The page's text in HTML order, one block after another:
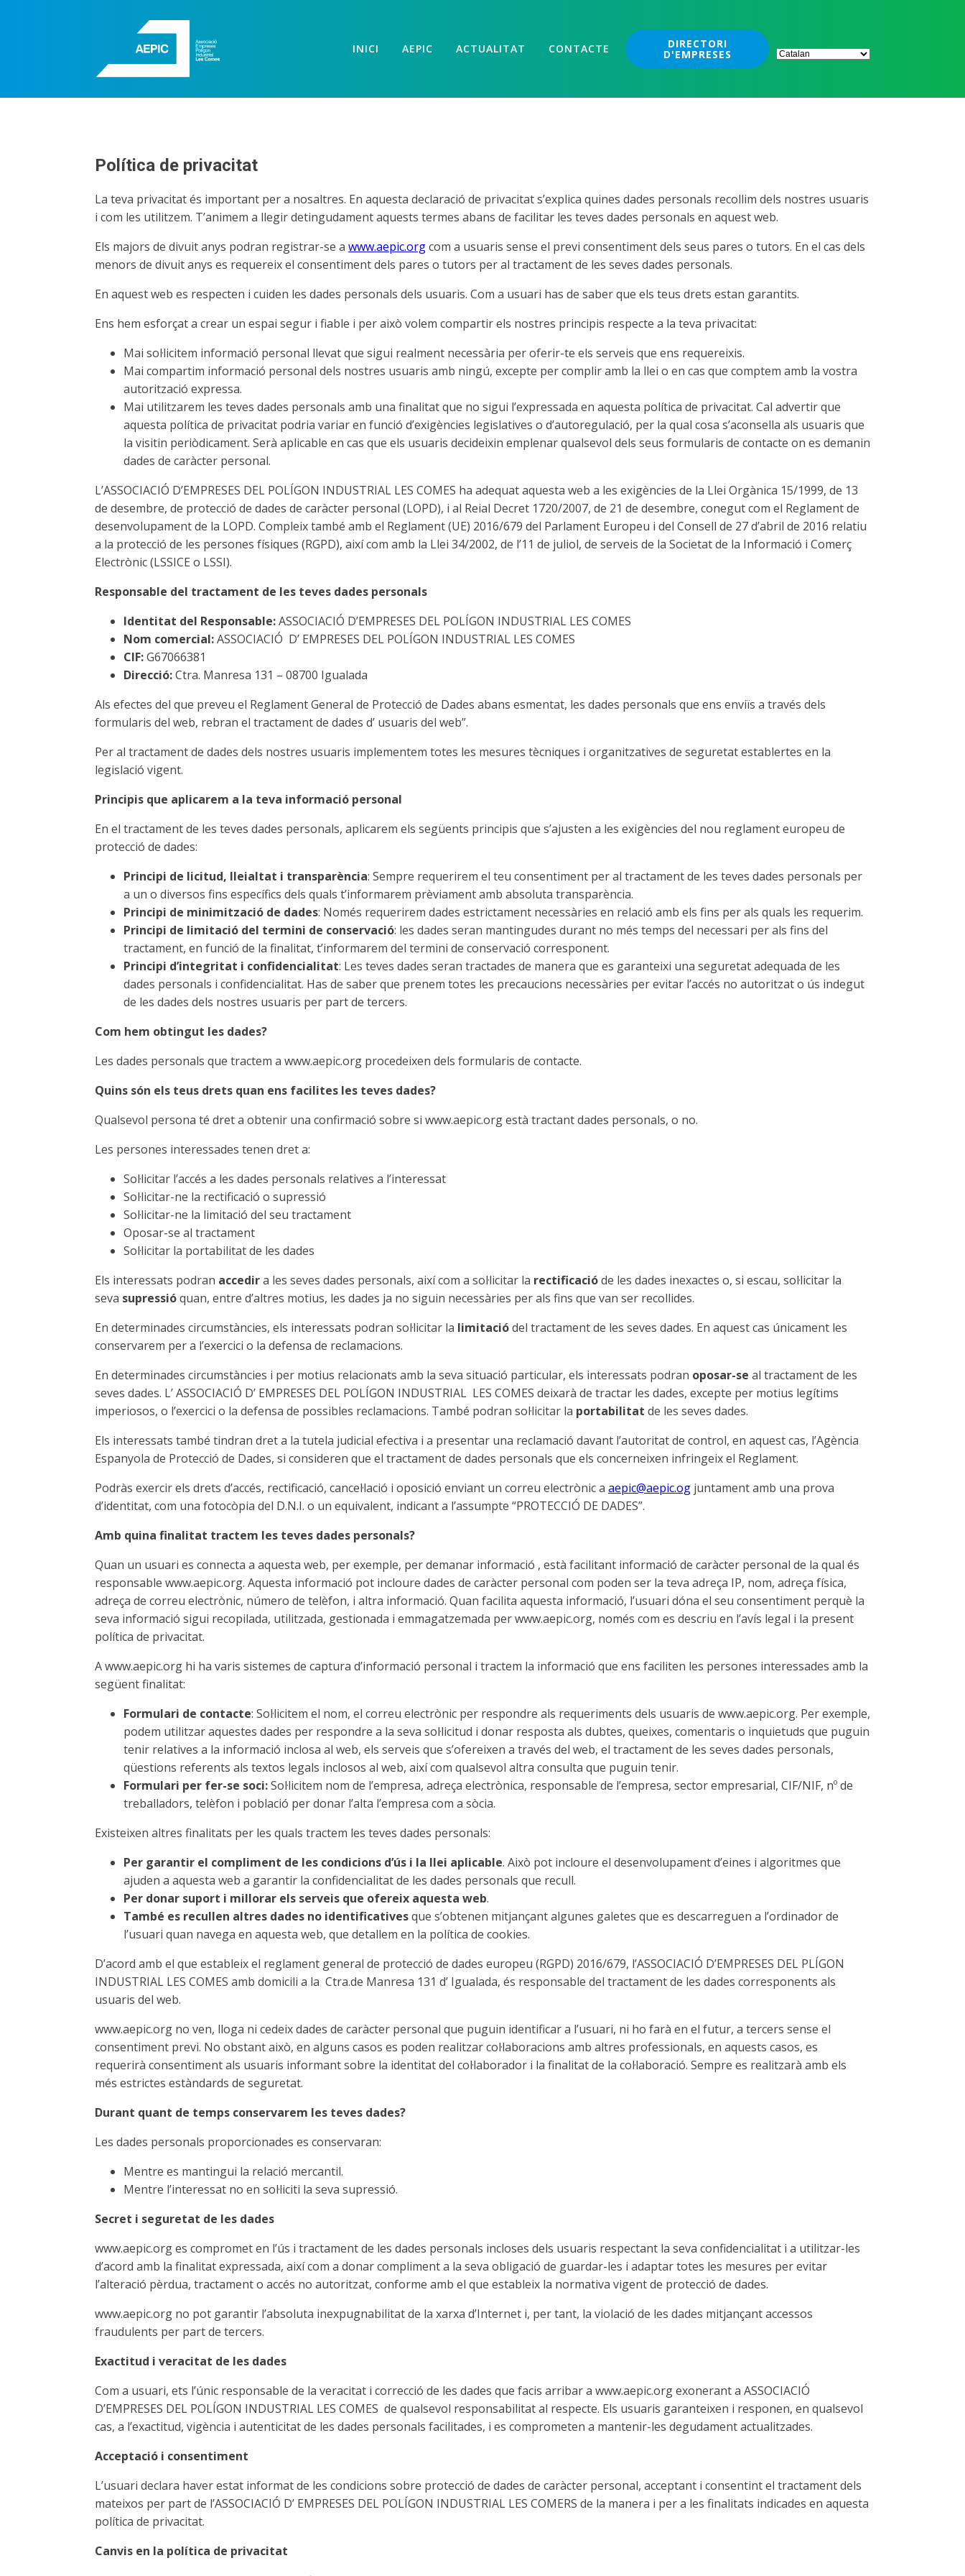
INICI AEPIC ACTUALITAT CONTACTE DIRECTORI
D'EMPRESES
Política de privacitat
La teva privacitat és important per a nosaltres. En aquesta declaració de privacitat s’explica quines dades personals recollim dels nostres usuaris
i com les utilitzem. T’animem a llegir detingudament aquests termes abans de facilitar les teves dades personals en aquest web.
Els majors de divuit anys podran registrar-se a www.aepic.orgcom a usuaris sense el previ consentiment dels seus pares o tutors. En el cas dels
menors de divuit anys es requereix el consentiment dels pares o tutors per al tractament de les seves dades personals.
En aquest web es respecten i cuiden les dades personals dels usuaris. Com a usuari has de saber que els teus drets estan garantits.
Ens hem esforçat a crear un espai segur i fiable i per això volem compartir els nostres principis respecte a la teva privacitat:
Mai sol·licitem informació personal llevat que sigui realment necessària per oferir-te els serveis que ens requereixis.
Mai compartim informació personal dels nostres usuaris amb ningú, excepte per complir amb la llei o en cas que comptem amb la vostra
autorització expressa.
Mai utilitzarem les teves dades personals amb una finalitat que no sigui l’expressada en aquesta política de privacitat. Cal advertir que
aquesta política de privacitat podria variar en funció d’exigències legislatives o d’autoregulació, per la qual cosa s’aconsella als usuaris que
la visitin periòdicament. Serà aplicable en cas que els usuaris decideixin emplenar qualsevol dels seus formularis de contacte on es demanin
dades de caràcter personal.
L’ASSOCIACIÓ D’EMPRESES DEL POLÍGON INDUSTRIAL LES COMES ha adequat aquesta web a les exigències de la Llei Orgànica 15/1999, de 13
de desembre, de protecció de dades de caràcter personal (LOPD), i al Reial Decret 1720/2007, de 21 de desembre, conegut com el Reglament de
desenvolupament de la LOPD. Compleix també amb el Reglament (UE) 2016/679 del Parlament Europeu i del Consell de 27 d’abril de 2016 relatiu
a la protecció de les persones físiques (RGPD), així com amb la Llei 34/2002, de l’11 de juliol, de serveis de la Societat de la Informació i Comerç
Electrònic (LSSICE o LSSI).
Responsable del tractament de les teves dades personals
Identitat del Responsable:ASSOCIACIÓ D’EMPRESES DEL POLÍGON INDUSTRIAL LES COMES
Nom comercial:ASSOCIACIÓ D’ EMPRESES DEL POLÍGON INDUSTRIAL LES COMES
CIF:G67066381
Direcció:Ctra. Manresa 131 – 08700 Igualada
Als efectes del que preveu el Reglament General de Protecció de Dades abans esmentat, les dades personals que ens enviïs a través dels
formularis del web, rebran el tractament de dades d’ usuaris del web”.
Per al tractament de dades dels nostres usuaris implementem totes les mesures tècniques i organitzatives de seguretat establertes en la
legislació vigent.
Principis que aplicarem a la teva informació personal
En el tractament de les teves dades personals, aplicarem els següents principis que s’ajusten a les exigències del nou reglament europeu de
protecció de dades:
Principi de licitud, lleialtat i transparència: Sempre requerirem el teu consentiment per al tractament de les teves dades personals per
a un o diversos fins específics dels quals t’informarem prèviament amb absoluta transparència.
Principi de minimització de dades: Només requerirem dades estrictament necessàries en relació amb els fins per als quals les requerim.
Principi de limitació del termini de conservació: les dades seran mantingudes durant no més temps del necessari per als fins del
tractament, en funció de la finalitat, t’informarem del termini de conservació corresponent.
Principi d’integritat i confidencialitat: Les teves dades seran tractades de manera que es garanteixi una seguretat adequada de les
dades personals i confidencialitat. Has de saber que prenem totes les precaucions necessàries per evitar l’accés no autoritzat o ús indegut
de les dades dels nostres usuaris per part de tercers.
Com hem obtingut les dades?
Les dades personals que tractem a www.aepic.org procedeixen dels formularis de contacte.
Quins són els teus drets quan ens facilites les teves dades?
Qualsevol persona té dret a obtenir una confirmació sobre si www.aepic.org està tractant dades personals, o no.
Les persones interessades tenen dret a:
Sol·licitar l’accés a les dades personals relatives a l’interessat
Sol·licitar-ne la rectificació o supressió
Sol·licitar-ne la limitació del seu tractament
Oposar-se al tractament
Sol·licitar la portabilitat de les dades
Els interessats podran accedira les seves dades personals, així com a sol·licitar la rectificacióde les dades inexactes o, si escau, sol·licitar la
seva supressióquan, entre d’altres motius, les dades ja no siguin necessàries per als fins que van ser recollides.
En determinades circumstàncies, els interessats podran sol·licitar la limitaciódel tractament de les seves dades. En aquest cas únicament les
conservarem per a l’exercici o la defensa de reclamacions.
En determinades circumstàncies i per motius relacionats amb la seva situació particular, els interessats podran oposar-se al tractament de les
seves dades. L’ ASSOCIACIÓ D’ EMPRESES DEL POLÍGON INDUSTRIAL LES COMES deixarà de tractar les dades, excepte per motius legítims
imperiosos, o l’exercici o la defensa de possibles reclamacions. També podran sol·licitar la portabilitat de les seves dades.
Els interessats també tindran dret a la tutela judicial efectiva i a presentar una reclamació davant l’autoritat de control, en aquest cas, l’Agència
Espanyola de Protecció de Dades, si consideren que el tractament de dades personals que els concerneixen infringeix el Reglament.
Podràs exercir els drets d’accés, rectificació, cancel·lació i oposició enviant un correu electrònic a aepic@aepic.og juntament amb una prova
d’identitat, com una fotocòpia del D.N.I. o un equivalent, indicant a l’assumpte “PROTECCIÓ DE DADES”.
Amb quina finalitat tractem les teves dades personals?
Quan un usuari es connecta a aquesta web, per exemple, per demanar informació , està facilitant informació de caràcter personal de la qual és
responsable www.aepic.org. Aquesta informació pot incloure dades de caràcter personal com poden ser la teva adreça IP, nom, adreça física,
adreça de correu electrònic, número de telèfon, i altra informació. Quan facilita aquesta informació, l’usuari dóna el seu consentiment perquè la
seva informació sigui recopilada, utilitzada, gestionada i emmagatzemada per www.aepic.org, només com es descriu en l’avís legal i la present
política de privacitat.
A www.aepic.org hi ha varis sistemes de captura d’informació personal i tractem la informació que ens faciliten les persones interessades amb la
següent finalitat:
Formulari de contacte: Sol·licitem el nom, el correu electrònic per respondre als requeriments dels usuaris de www.aepic.org. Per exemple,
podem utilitzar aquestes dades per respondre a la seva sol·licitud i donar resposta als dubtes, queixes, comentaris o inquietuds que puguin
tenir relatives a la informació inclosa al web, els serveis que s’ofereixen a través del web, el tractament de les seves dades personals,
qüestions referents als textos legals inclosos al web, així com qualsevol altra consulta que puguin tenir.
Formulari per fer-se soci:Sol·licitem nom de l’empresa, adreça electrònica, responsable de l’empresa, sector empresarial, CIF/NIF, nº de
treballadors, telèfon i població per donar l’alta l’empresa com a sòcia.
Existeixen altres finalitats per les quals tractem les teves dades personals:
Per garantir el compliment de les condicions d’ús i la llei aplicable. Això pot incloure el desenvolupament d’eines i algoritmes que
ajuden a aquesta web a garantir la confidencialitat de les dades personals que recull.
Per donar suport i millorar els serveis que ofereix aquesta web.
També es recullen altres dades no identificativesque s’obtenen mitjançant algunes galetes que es descarreguen a l’ordinador de
l’usuari quan navega en aquesta web, que detallem en la política de cookies.
D’acord amb el que estableix el reglament general de protecció de dades europeu (RGPD) 2016/679, l’ASSOCIACIÓ D’EMPRESES DEL PLÍGON
INDUSTRIAL LES COMES amb domicili a la Ctra.de Manresa 131 d’ Igualada, és responsable del tractament de les dades corresponents als
usuaris del web.
www.aepic.org no ven, lloga ni cedeix dades de caràcter personal que puguin identificar a l’usuari, ni ho farà en el futur, a tercers sense el
consentiment previ. No obstant això, en alguns casos es poden realitzar col·laboracions amb altres professionals, en aquests casos, es
requerirà consentiment als usuaris informant sobre la identitat del col·laborador i la finalitat de la col·laboració. Sempre es realitzarà amb els
més estrictes estàndards de seguretat.
Durant quant de temps conservarem les teves dades?
Les dades personals proporcionades es conservaran:
Mentre es mantingui la relació mercantil.
Mentre l’interessat no en sol·liciti la seva supressió.
Secret i seguretat de les dades
www.aepic.org es compromet en l’ús i tractament de les dades personals incloses dels usuaris respectant la seva confidencialitat i a utilitzar-les
d’acord amb la finalitat expressada, així com a donar compliment a la seva obligació de guardar-les i adaptar totes les mesures per evitar
l’alteració pèrdua, tractament o accés no autoritzat, conforme amb el que estableix la normativa vigent de protecció de dades.
www.aepic.org no pot garantir l’absoluta inexpugnabilitat de la xarxa d’Internet i, per tant, la violació de les dades mitjançant accessos
fraudulents per part de tercers.
Exactitud i veracitat de les dades
Com a usuari, ets l’únic responsable de la veracitat i correcció de les dades que facis arribar a www.aepic.org exonerant a ASSOCIACIÓ
D’EMPRESES DEL POLÍGON INDUSTRIAL LES COMES de qualsevol responsabilitat al respecte. Els usuaris garanteixen i responen, en qualsevol
cas, a l’exactitud, vigència i autenticitat de les dades personals facilitades, i es comprometen a mantenir-les degudament actualitzades.
Acceptació i consentiment
L’usuari declara haver estat informat de les condicions sobre protecció de dades de caràcter personal, acceptant i consentint el tractament dels
mateixos per part de l’ASSOCIACIÓ D’ EMPRESES DEL POLÍGON INDUSTRIAL LES COMERS de la manera i per a les finalitats indicades en aquesta
política de privacitat.
Canvis en la política de privacitat